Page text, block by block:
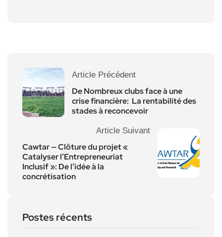
Article Précédent
De Nombreux clubs face à une
crise financière: La rentabilité des
stades à reconcevoir
Article Suivant
Cawtar — Clôture du projet «
Catalyser l’Entrepreneuriat
Inclusif »: De l’idée à la
concrétisation
Postes récents